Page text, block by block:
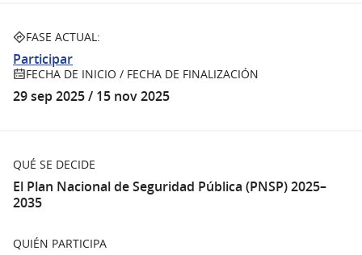
el robo de datos muestran un crecimiento sostenido
en la última década. Además, emergen nuevas formas
de violencia en entornos digitales, como los delitos de
odio, el acoso y hostigamiento telemático (por
ejemplo, en redes sociales), la difusión no consentida
democrática. Estos delitos trascienden fronteras
físicas, desafían las capacidades tradicionales de
persecución penal y generan elevados costos
estratégico para la agenda de seguridad pública.
FASE ACTUAL:
Participar
FECHA DE INICIO / FECHA DE FINALIZACIÓN
29 sep 2025 / 15 nov 2025
QUÉ SE DECIDE
El Plan Nacional de Seguridad Pública (PNSP) 2025–
2035
QUIÉN PARTICIPA